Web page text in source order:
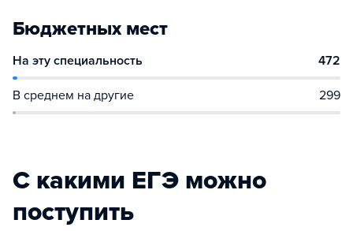
Бюджетных мест
На эту специальность 472
В среднем на другие 299
С какими ЕГЭ можно
поступить